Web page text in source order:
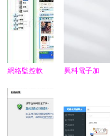
網絡監控軟
解QQ、
MSN及郵
興科電子加
動下的新能
源汽車充電